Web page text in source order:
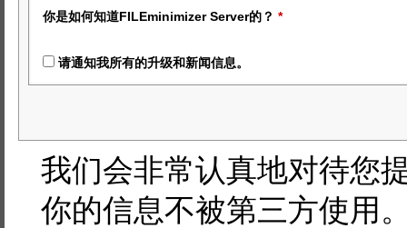
你是如何知道FILEminimizer Server的？ *
请通知我所有的升级和新闻信息。
我们会非常认真地对待您
你的信息不被第三方使用